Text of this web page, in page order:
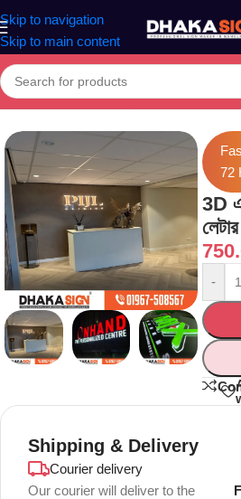
Skip to navigation
Skip to main content
Home»Shop»3D এক্রাইলিক এসএস হাই
72
3D
-
Shipping & Delivery
Courier delivery
Our courier will deliver to the